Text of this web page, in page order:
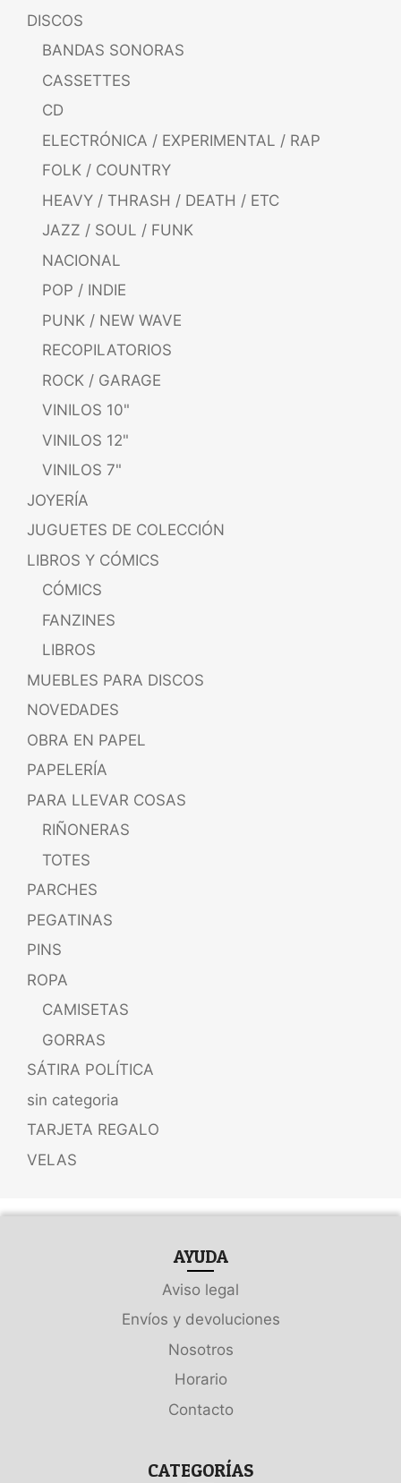
DISCOS
BANDAS SONORAS
CASSETTES
CD
ELECTRÓNICA / EXPERIMENTAL / RAP
FOLK / COUNTRY
HEAVY / THRASH / DEATH / ETC
JAZZ / SOUL / FUNK
NACIONAL
POP / INDIE
PUNK / NEW WAVE
RECOPILATORIOS
ROCK / GARAGE
VINILOS 10"
VINILOS 12"
VINILOS 7"
JOYERÍA
JUGUETES DE COLECCIÓN
LIBROS Y CÓMICS
CÓMICS
FANZINES
LIBROS
MUEBLES PARA DISCOS
NOVEDADES
OBRA EN PAPEL
PAPELERÍA
PARA LLEVAR COSAS
RIÑONERAS
TOTES
PARCHES
PEGATINAS
PINS
ROPA
CAMISETAS
GORRAS
SÁTIRA POLÍTICA
sin categoria
TARJETA REGALO
VELAS
AYUDA
Aviso legal
Envíos y devoluciones
Nosotros
Horario
Contacto
CATEGORÍAS